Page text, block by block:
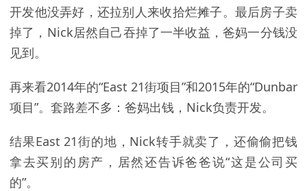
开发他没弄好，还拉别人来收拾烂摊子。最后房子卖
掉了，Nick居然自己吞掉了一半收益，爸妈一分钱没
见到。
再来看2014年的“East 21街项目”和2015年的“Dunbar
项目”。套路差不多：爸妈出钱，Nick负责开发。
结果East 21街的地，Nick转手就卖了，还偷偷把钱
拿去买别的房产，居然还告诉爸爸说“这是公司买
的”。